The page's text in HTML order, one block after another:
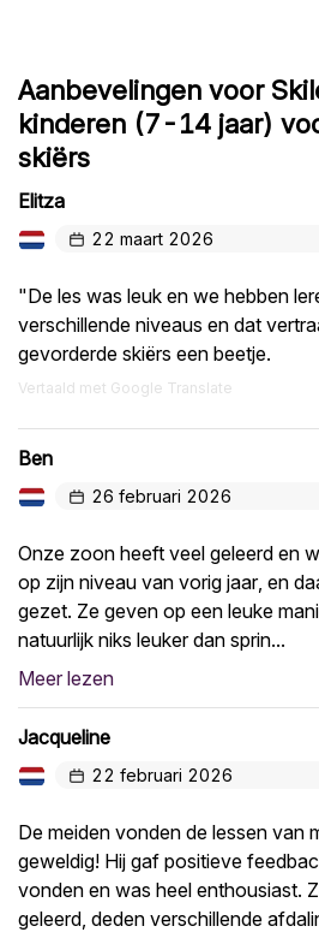
Aanbevelingen voor
kinderen (7-14 jaar)
skiërs
Elitza
22 maart 2026
"De les was leuk en we hebben
verschillende niveaus en dat
gevorderde skiërs een beetje.
Vertaald met Google Translate
Ben
26 februari 2026
Onze zoon heeft veel geleerd en
op zijn niveau van vorig jaar, en
gezet. Ze geven op een leuke
natuurlijk niks leuker dan sprin...
Meer lezen
Jacqueline
22 februari 2026
De meiden vonden de lessen van
geweldig! Hij gaf positieve
vonden en was heel enthousiast.
geleerd, deden verschillende